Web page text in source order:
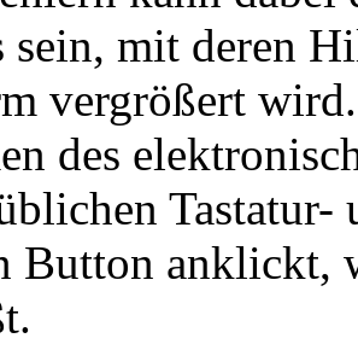
sein, mit deren
vergrößert
des
Button anklickt,